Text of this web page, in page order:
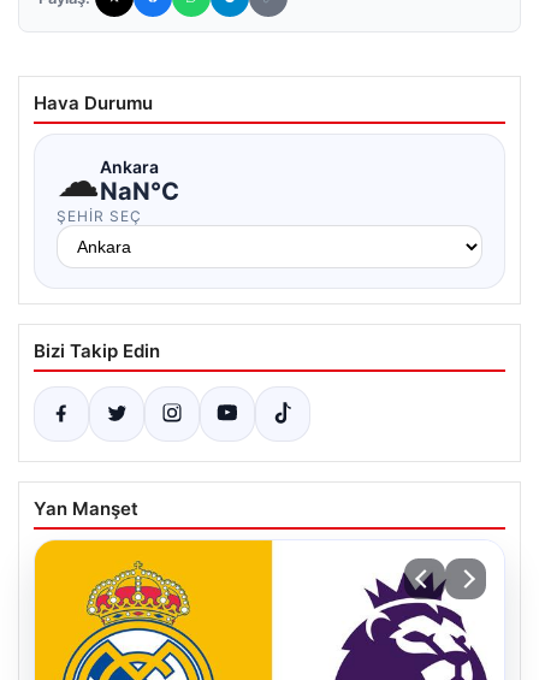
Hava Durumu
☁Ankara
NaN°C
ŞEHIR SEÇ
Bizi Takip Edin
Yan Manşet